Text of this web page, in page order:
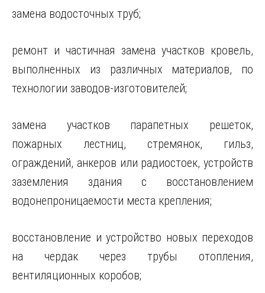
замена водосточных труб;
ремонт и частичная замена участков кровель,
выполненных из различных материалов, по
технологии заводов-изготовителей;
замена участков парапетных решеток,
пожарных лестниц, стремянок, гильз,
ограждений, анкеров или радиостоек, устройств
заземления здания с восстановлением
водонепроницаемости места крепления;
восстановление и устройство новых переходов
на чердак через трубы отопления,
вентиляционных коробов;